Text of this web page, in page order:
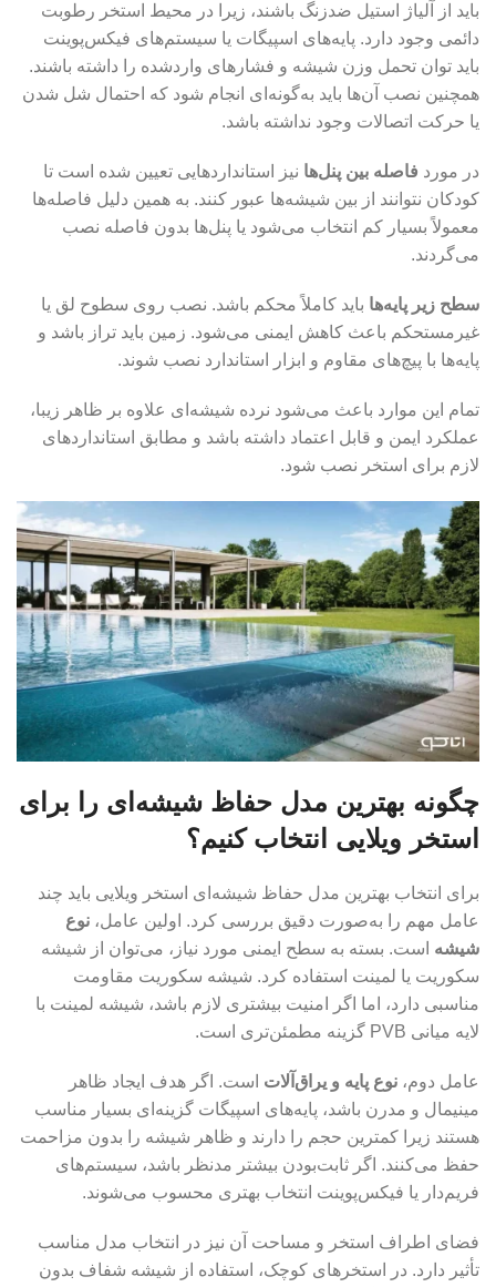
باید از آلیاژ استیل ضدزنگ باشند، زیرا در محیط استخر رطوبت
دائمی وجود دارد. پایه‌های اسپیگات یا سیستم‌های فیکس‌پوینت
باید توان تحمل وزن شیشه و فشارهای واردشده را داشته باشند.
همچنین نصب آن‌ها باید به‌گونه‌ای انجام شود که احتمال شل شدن
یا حرکت اتصالات وجود نداشته باشد.
در مورد فاصله بین پنل‌ها نیز استانداردهایی تعیین شده است تا
کودکان نتوانند از بین شیشه‌ها عبور کنند. به همین دلیل فاصله‌ها
معمولاً بسیار کم انتخاب می‌شود یا پنل‌ها بدون فاصله نصب
می‌گردند.
سطح زیر پایه‌ها باید کاملاً محکم باشد. نصب روی سطوح لق یا
غیرمستحکم باعث کاهش ایمنی می‌شود. زمین باید تراز باشد و
پایه‌ها با پیچ‌های مقاوم و ابزار استاندارد نصب شوند.
تمام این موارد باعث می‌شود نرده شیشه‌ای علاوه بر ظاهر زیبا،
عملکرد ایمن و قابل اعتماد داشته باشد و مطابق استانداردهای
لازم برای استخر نصب شود.
چگونه بهترین مدل حفاظ شیشه‌ای را برای
استخر ویلایی انتخاب کنیم؟
برای انتخاب بهترین مدل حفاظ شیشه‌ای استخر ویلایی باید چند
عامل مهم را به‌صورت دقیق بررسی کرد. اولین عامل، نوع
شیشه است. بسته به سطح ایمنی مورد نیاز، می‌توان از شیشه
سکوریت یا لمینت استفاده کرد. شیشه سکوریت مقاومت
مناسبی دارد، اما اگر امنیت بیشتری لازم باشد، شیشه لمینت با
لایه میانی PVB گزینه مطمئن‌تری است.
عامل دوم، نوع پایه و یراق‌آلات است. اگر هدف ایجاد ظاهر
مینیمال و مدرن باشد، پایه‌های اسپیگات گزینه‌ای بسیار مناسب
هستند زیرا کمترین حجم را دارند و ظاهر شیشه را بدون مزاحمت
حفظ می‌کنند. اگر ثابت‌بودن بیشتر مدنظر باشد، سیستم‌های
فریم‌دار یا فیکس‌پوینت انتخاب بهتری محسوب می‌شوند.
فضای اطراف استخر و مساحت آن نیز در انتخاب مدل مناسب
تأثیر دارد. در استخرهای کوچک، استفاده از شیشه شفاف بدون